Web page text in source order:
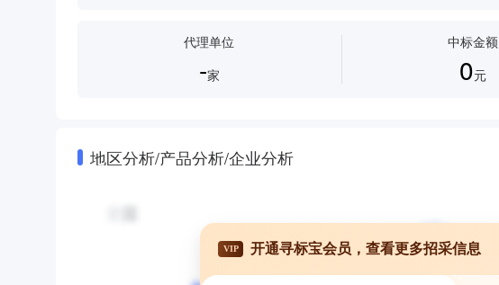
代理单位
-家
中标金额
0元
地区分析/产品分析/企业分析
VIP 开通寻标宝会员，查看更多招采信息